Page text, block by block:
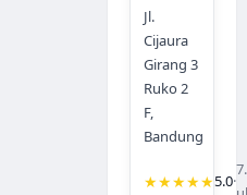
Jl.
Cijaura
Girang 3
Ruko 2
F,
Bandung
★★★★★5.0·